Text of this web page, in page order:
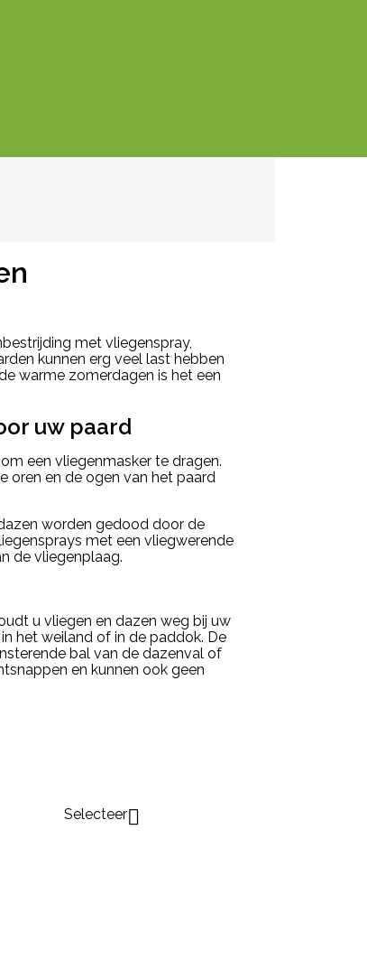
met vliegenspray,
kunnen erg veel last hebben
warme zomerdagen is het een
uw paard
een vliegenmasker te dragen.
oren en de ogen van het paard
worden gedood door de
met een vliegwerende
de vliegenplaag.
u vliegen en dazen weg bij uw
het weiland of in de paddok. De
bal van de dazenval of
en kunnen ook geen
Selecteer